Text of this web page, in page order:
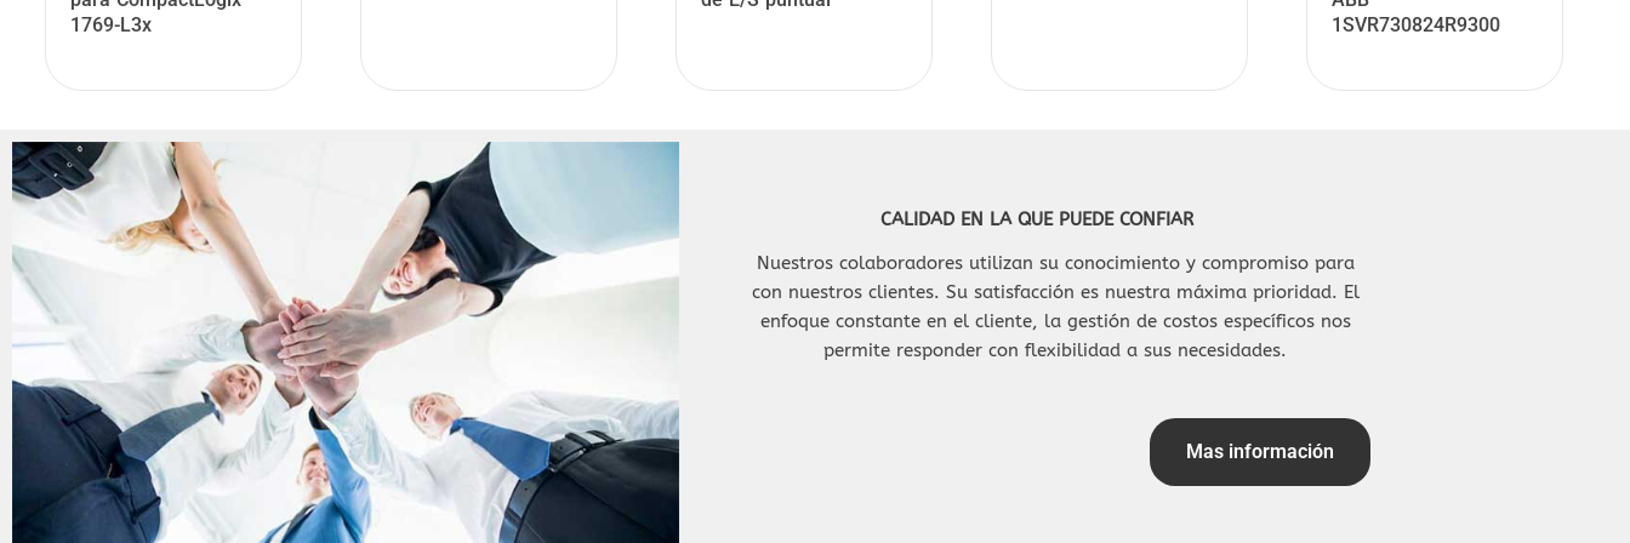
CALIDAD EN LA QUE PUEDE CONFIAR
Nuestros colaboradores utilizan su conocimiento y compromiso para
con nuestros clientes. Su satisfacción es nuestra máxima prioridad. El
enfoque constante en el cliente, la gestión de costos específicos nos
permite responder con flexibilidad a sus necesidades.
Mas información